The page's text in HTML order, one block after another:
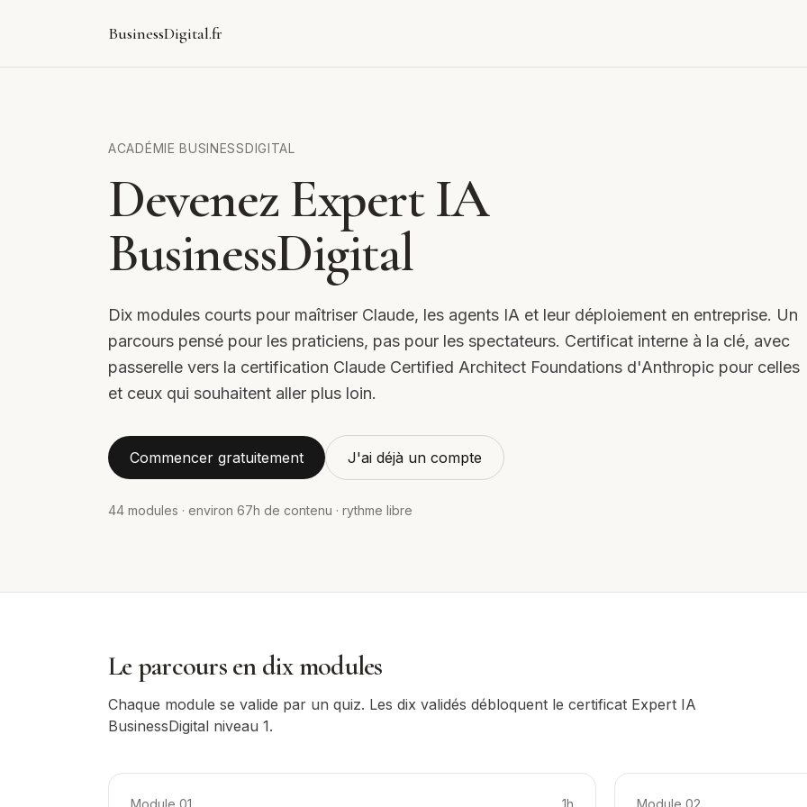
BusinessDigital.fr
ACADÉMIE BUSINESSDIGITAL
Devenez Expert IA
BusinessDigital
Dix modules courts pour maîtriser Claude, les agents IA et leur déploiement en entreprise. Un
parcours pensé pour les praticiens, pas pour les spectateurs. Certificat interne à la clé, avec
passerelle vers la certification Claude Certified Architect Foundations d'Anthropic pour celles
et ceux qui souhaitent aller plus loin.
Commencer gratuitement J'ai déjà un compte
44 modules · environ 67h de contenu · rythme libre
Le parcours en dix modules
Chaque module se valide par un quiz. Les dix validés débloquent le certificat Expert IA
BusinessDigital niveau 1.
Module 01 1h Module 02